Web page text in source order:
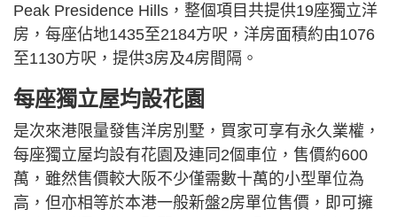
Peak Presidence Hills，整個項目共提供19座獨立洋
房，每座佔地1435至2184方呎，洋房面積約由1076
至1130方呎，提供3房及4房間隔。
每座獨立屋均設花園
是次來港限量發售洋房別墅，買家可享有永久業權，
每座獨立屋均設有花園及連同2個車位，售價約600
萬，雖然售價較大阪不少僅需數十萬的小型單位為
高，但亦相等於本港一般新盤2房單位售價，即可擁